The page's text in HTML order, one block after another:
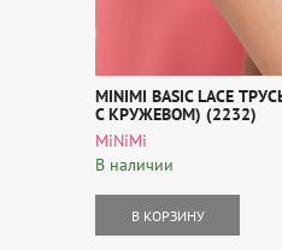
MINIMI BASIC LACE
С КРУЖЕВОМ) (2232)
MiNiMi
В наличии
В КОРЗИНУ